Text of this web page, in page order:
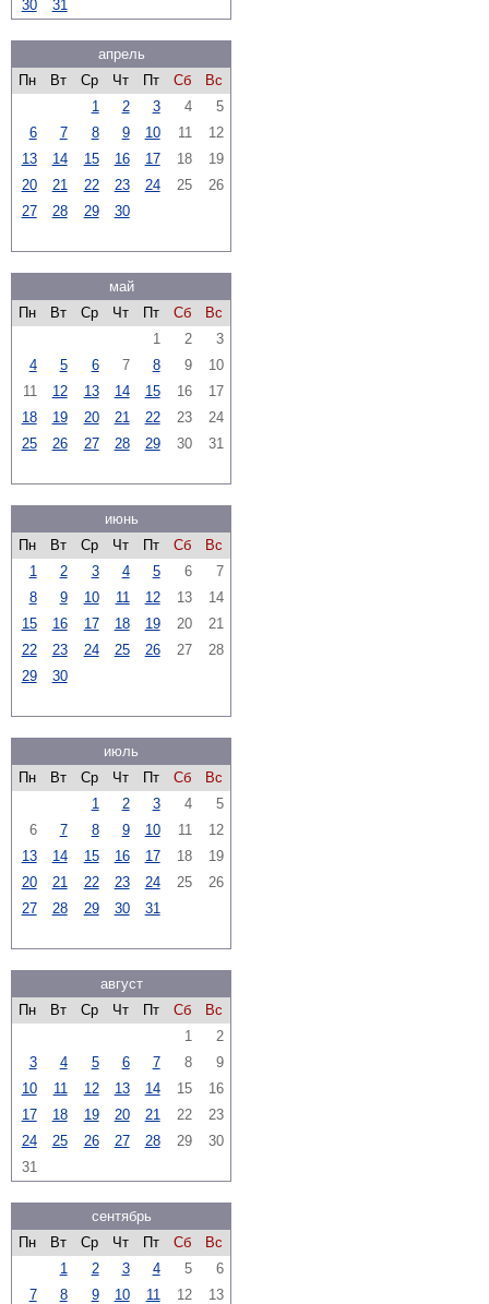
30 31
апрель
Пн
Вт Ср Чт Пт Сб
Вс
1
2 3 4
5
6
7 8 9 10 11
12
13
14 15 16 17 18
19
20
21 22 23 24 25
26
27
28 29 30
май
Пн
Вт Ср Чт Пт Сб
Вс
1
2
3
4
5 6 7 8 9
10
11
12 13 14 15 16
17
18
19 20 21 22 23
24
25
26 27 28 29 30 31
июнь
Пн
Вт Ср Чт Пт Сб
Вс
1
2 3 4 5 6
7
8
9 10 11 12 13
14
15
16 17 18 19 20
21
22
23 24 25 26 27
28
29
30
июль
Пн
Вт Ср Чт Пт Сб
Вс
1
2 3 4
5
6
7 8 9 10 11
12
13
14 15 16 17 18
19
20
21 22 23 24 25
26
27
28 29 30 31
август
Пн
Вт Ср Чт Пт Сб
Вс
1
2
3
4 5 6 7 8
9
10
11 12 13 14 15
16
17
18 19 20 21 22
23
24
25 26 27 28 29
30
31
сентябрь
Пн
Вт Ср Чт Пт Сб
Вс
1
2 3 4 5
6
7
8 9 10 11 12
13